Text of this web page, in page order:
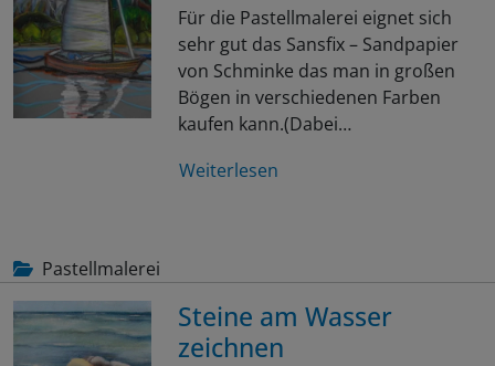
Für die Pastellmalerei eignet sich
sehr gut das Sansfix – Sandpapier
von Schminke das man in großen
Bögen in verschiedenen Farben
kaufen kann.(Dabei…
Weiterlesen
Pastellmalerei
Steine am Wasser
zeichnen